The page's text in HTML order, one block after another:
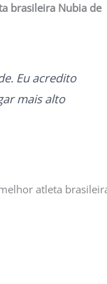
brasileira Nubia de
Eu acredito
mais alto
atleta